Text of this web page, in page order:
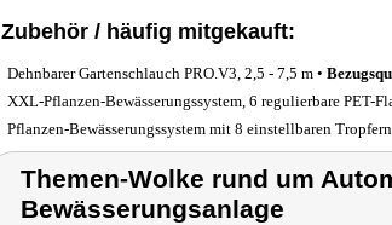
Zubehör / häufig mitgekauft:
Dehnbarer Gartenschlauch PRO.V3, 2,5 - 7,5 m •
XXL-Pflanzen-Bewässerungssystem, 6 regulierbare PET-
Pflanzen-Bewässerungssystem mit 8 einstellbaren
Themen-Wolke rund um
Bewässerungsanlage